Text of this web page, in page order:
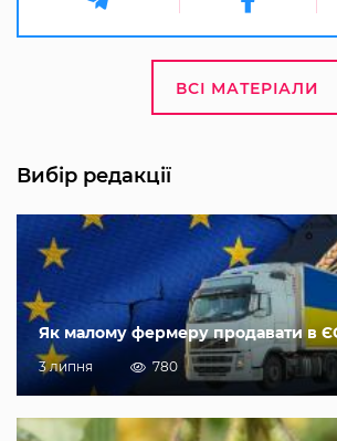
ВСІ МАТЕРІАЛИ
Вибір редакції
Як малому фермеру продавати в
3 липня 780